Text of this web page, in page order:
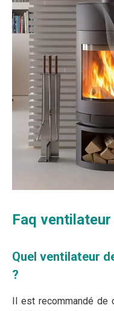
Faq
Quel ventilateur
?
Il est recommandé de